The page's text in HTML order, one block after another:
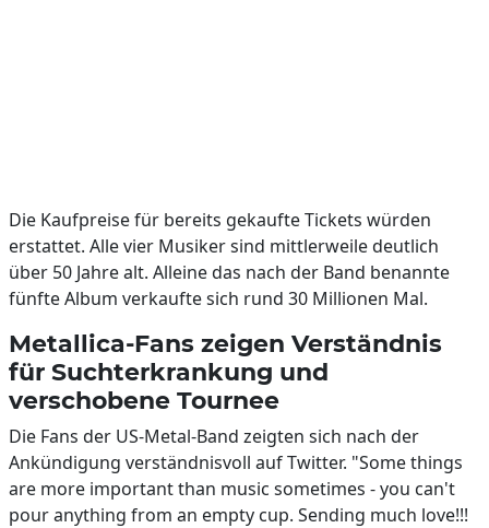
Die Kaufpreise für bereits gekaufte Tickets würden
erstattet. Alle vier Musiker sind mittlerweile deutlich
über 50 Jahre alt. Alleine das nach der Band benannte
fünfte Album verkaufte sich rund 30 Millionen Mal.
Metallica-Fans zeigen Verständnis
für Suchterkrankung und
verschobene Tournee
Die Fans der US-Metal-Band zeigten sich nach der
Ankündigung verständnisvoll auf Twitter. "Some things
are more important than music sometimes - you can't
pour anything from an empty cup. Sending much love!!!